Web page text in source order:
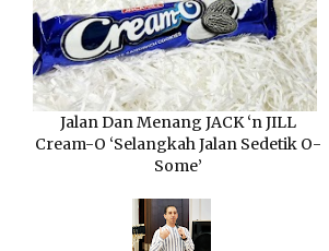
Jalan Dan Menang JACK ‘n JILL
Cream-O ‘Selangkah Jalan Sedetik O-
Some’